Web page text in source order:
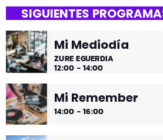
SIGUIENTES
Mi Mediodía
ZURE EGUERDIA
12:00 - 14:00
Mi Remember
14:00 - 16:00